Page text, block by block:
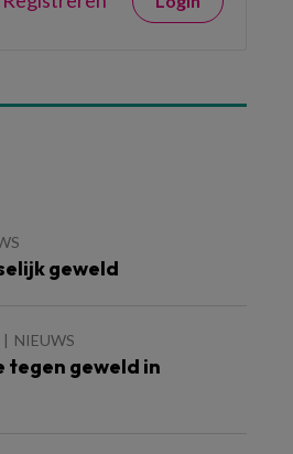
geweld
NIEUWS
tegen geweld in